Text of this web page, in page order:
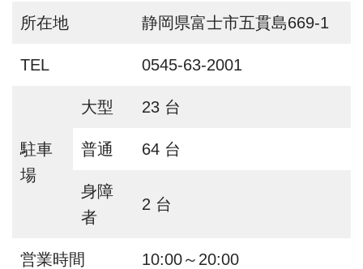
所在地 静岡県富士市五貫島669-1
TEL 0545-63-2001
駐車
場
大型 23 台
普通 64 台
身障
者
2 台
営業時間 10:00～20:00